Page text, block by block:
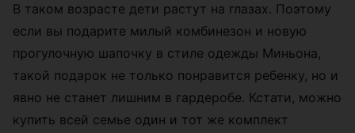
В таком возрасте дети растут на глазах. Поэтому
если вы подарите милый комбинезон и новую
прогулочную шапочку в стиле одежды Миньона,
такой подарок не только понравится ребенку, но и
явно не станет лишним в гардеробе. Кстати, можно
купить всей семье один и тот же комплект